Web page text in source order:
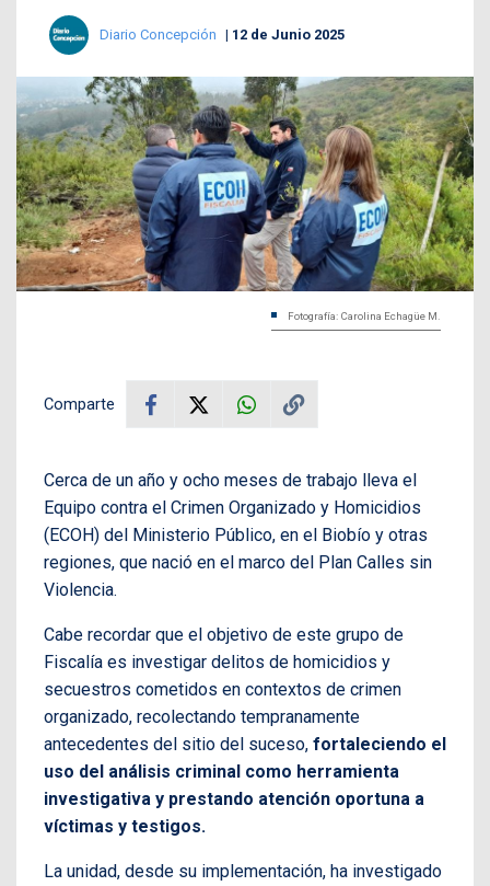
Diario Concepción 12 de Junio 2025
Fotografía: Carolina Echagüe M.
Comparte
Cerca de un año y ocho meses de trabajo lleva el
Equipo contra el Crimen Organizado y Homicidios
(ECOH) del Ministerio Público, en el Biobío y otras
regiones, que nació en el marco del Plan Calles sin
Violencia.
Cabe recordar que el objetivo de este grupo de
Fiscalía es investigar delitos de homicidios y
secuestros cometidos en contextos de crimen
organizado, recolectando tempranamente
antecedentes del sitio del suceso, fortaleciendo el
uso del análisis criminal como herramienta
investigativa y prestando atención oportuna a
víctimas y testigos.
La unidad, desde su implementación, ha investigado